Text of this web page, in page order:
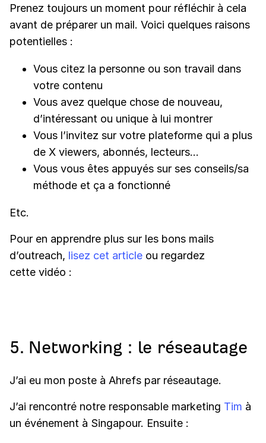
Prenez toujours un moment pour réfléchir à cela
avant de préparer un mail. Voici quelques raisons
potentielles :
Vous citez la personne ou son travail dans
votre contenu
Vous avez quelque chose de nouveau,
d’intéressant ou unique à lui montrer
Vous l’invitez sur votre plateforme qui a plus
de X viewers, abonnés, lecteurs…
Vous vous êtes appuyés sur ses conseils/sa
méthode et ça a fonctionné
Etc.
Pour en apprendre plus sur les bons mails
d’outreach, lisez cet article ou regardez
cette vidéo :
5. Networking : le réseautage
J’ai eu mon poste à Ahrefs par réseautage.
J’ai rencontré notre responsable marketing Tim à
un événement à Singapour. Ensuite :